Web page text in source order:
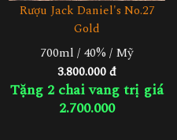
Rượu Jack Daniel's No.27
Gold
700ml / 40% / Mỹ
3.800.000 đ
Tặng 2 chai vang trị giá
2.700.000